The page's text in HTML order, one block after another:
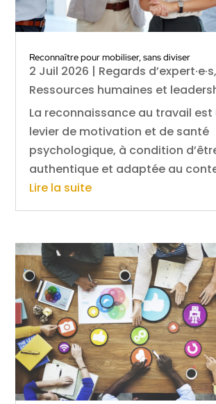
Reconnaître pour mobiliser, sans diviser
2 Juil 2026 | Regards d’expert·e·s,
Ressources humaines et
La reconnaissance au travail
levier de motivation et de santé
psychologique, à condition
authentique et adaptée au
Lire la suite